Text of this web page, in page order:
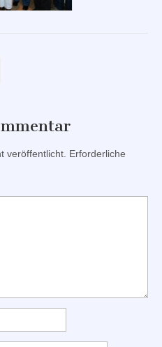
veröffentlicht. Erforderliche